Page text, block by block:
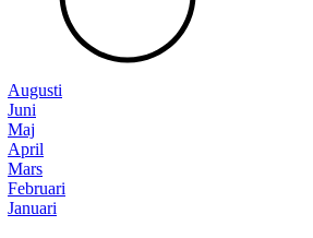
Augusti
Juni
Maj
April
Mars
Februari
Januari